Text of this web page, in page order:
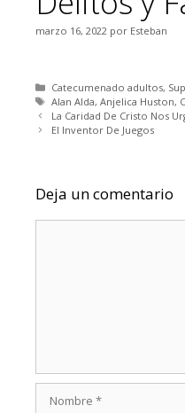
marzo 16, 2022 por Esteban
Categorías
Catecumenado adultos,
Etiquetas
Alan Alda, Anjelica Huston,
La Caridad De Cristo Nos
El Inventor De Juegos
Deja un comentario